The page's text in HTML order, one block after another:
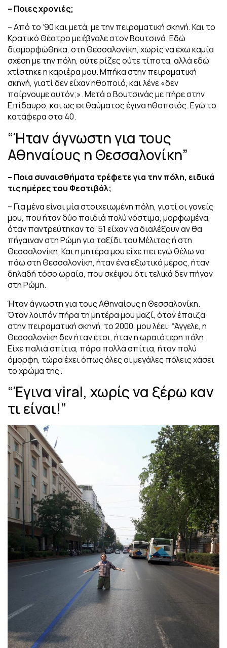
– Ποιες χρονιές;
– Από το ‘90 και μετά, με την πειραματική σκηνή. Και το
Κρατικό Θέατρο με έβγαλε στον Βουτσινά. Εδώ
διαμορφώθηκα, στη Θεσσαλονίκη, χωρίς να έχω καμία
σχέση με την πόλη, ούτε ρίζες ούτε τίποτα, αλλά εδώ
χτίστηκε η καριέρα μου. Μπήκα στην πειραματική
σκηνή, γιατί δεν είχαν ηθοποιό, και λένε «δεν
παίρνουμε αυτόν;». Μετά ο Βουτσινάς με πήρε στην
Επίδαυρο, και ως εκ θαύματος έγινα ηθοποιός. Εγώ το
κατάφερα στα 40.
“Ήταν άγνωστη για τους
Αθηναίους η Θεσσαλονίκη”
– Ποια συναισθήματα τρέφετε για την πόλη, ειδικά
τις ημέρες του Φεστιβάλ;
– Για μένα είναι μία στοιχειωμένη πόλη, γιατί οι γονείς
μου, που ήταν δύο παιδιά πολύ νόστιμα, μορφωμένα,
όταν παντρεύτηκαν το ‘51 είχαν να διαλέξουν αν θα
πήγαιναν στη Ρώμη για ταξίδι του Μέλιτος ή στη
Θεσσαλονίκη. Και η μητέρα μου είχε πει εγώ θέλω να
πάω στη Θεσσαλονίκη, ήταν ένα εξωτικό μέρος, ήταν
δηλαδή τόσο ωραία, που σκέψου ότι τελικά δεν πήγαν
στη Ρώμη.
Ήταν άγνωστη για τους Αθηναίους η Θεσσαλονίκη.
Όταν λοιπόν πήρα τη μητέρα μου μαζί, όταν έπαιζα
στην πειραματική σκηνή, το 2000, μου λέει: “Άγγελε, η
Θεσσαλονίκη δεν ήταν έτσι, ήταν η ωραιότερη πόλη.
Είχε παλιά σπίτια, πάρα πολλά σπίτια, ήταν πολύ
όμορφη, τώρα έχει όπως όλες οι μεγάλες πόλεις χάσει
το χρώμα της”.
“Έγινα viral, χωρίς να ξέρω καν
τι είναι!”